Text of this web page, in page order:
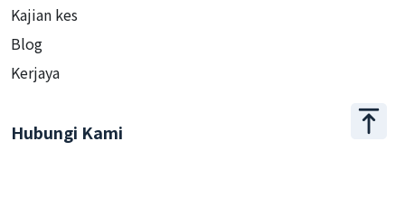
Kajian kes
Blog
Kerjaya
Hubungi Kami